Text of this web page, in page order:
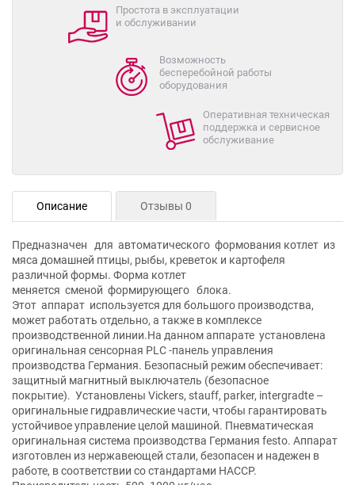
Простота в эксплуатации
и обслуживании
Возможность
бесперебойной работы
оборудования
Оперативная техническая
поддержка и сервисное
обслуживание
Описание Отзывы 0
Предназначен для автоматического формования котлет из
мяса домашней птицы, рыбы, креветок и картофеля
различной формы. Форма котлет
меняется сменой формирующего блока.
Этот аппарат используется для большого производства,
может работать отдельно, а также в комплексе
производственной линии.На данном аппарате установлена
оригинальная сенсорная PLC -панель управления
производства Германия. Безопасный режим обеспечивает:
защитный магнитный выключатель (безопасное
покрытие). Установлены Vickers, stauff, parker, intergradte –
оригинальные гидравлические части, чтобы гарантировать
устойчивое управление целой машиной. Пневматическая
оригинальная система производства Германия festo. Аппарат
изготовлен из нержавеющей стали, безопасен и надежен в
работе, в соответствии со стандартами HACCP.